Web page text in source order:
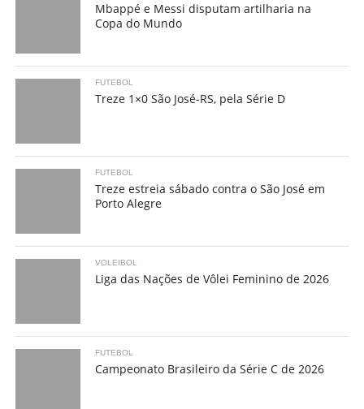
Mbappé e Messi disputam artilharia na
Copa do Mundo
FUTEBOL
Treze 1×0 São José-RS, pela Série D
FUTEBOL
Treze estreia sábado contra o São José em
Porto Alegre
VOLEIBOL
Liga das Nações de Vôlei Feminino de 2026
FUTEBOL
Campeonato Brasileiro da Série C de 2026